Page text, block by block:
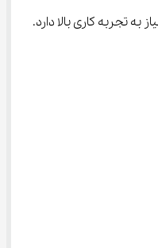
به تجربه کاری بالا دارد.